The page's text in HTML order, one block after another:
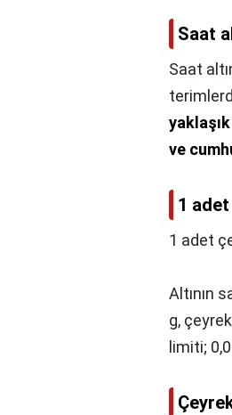
Saat
Saat
ve
1
1 adet
Altının
g,
limiti;